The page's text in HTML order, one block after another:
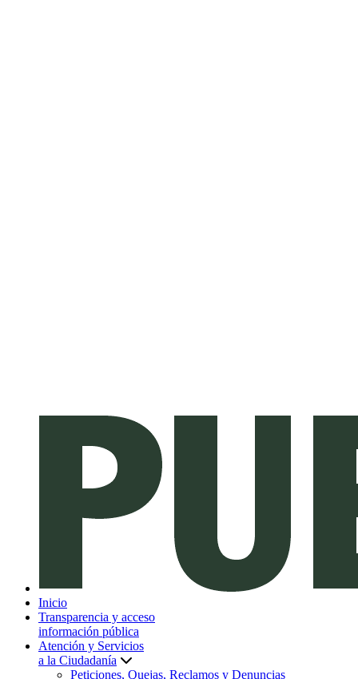
Inicio
Transparencia y acceso
información pública
Atención y Servicios
a la Ciudadanía
Peticiones, Quejas, Reclamos y Denuncias